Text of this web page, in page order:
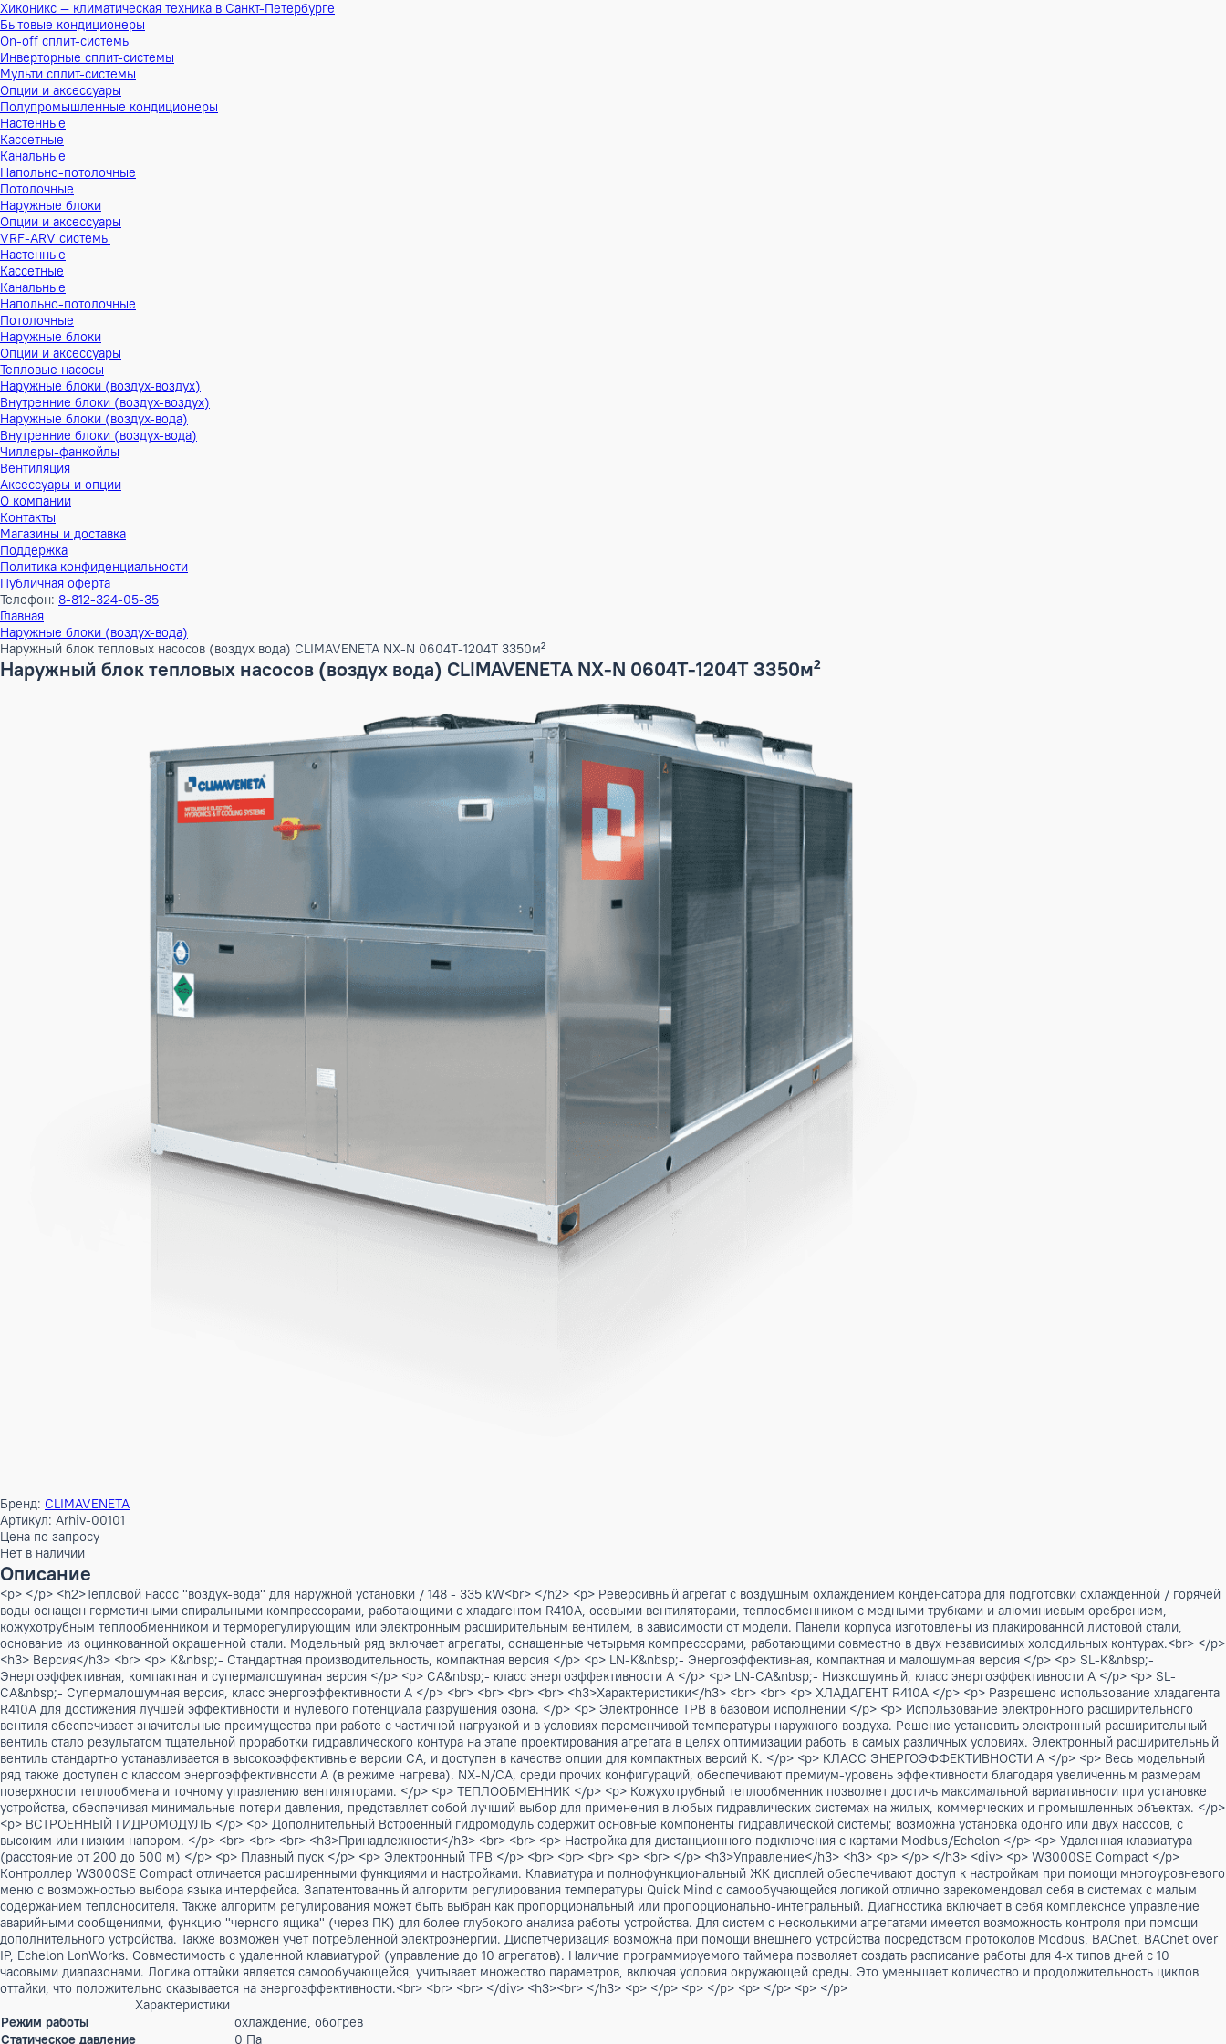
Хиконикс — климатическая техника в Санкт-Петербурге
Бытовые кондиционеры
On-off сплит-системы
Инверторные сплит-системы
Мульти сплит-системы
Опции и аксессуары
Полупромышленные кондиционеры
Настенные
Кассетные
Канальные
Напольно-потолочные
Потолочные
Наружные блоки
Опции и аксессуары
VRF-ARV системы
Настенные
Кассетные
Канальные
Напольно-потолочные
Потолочные
Наружные блоки
Опции и аксессуары
Тепловые насосы
Наружные блоки (воздух-воздух)
Внутренние блоки (воздух-воздух)
Наружные блоки (воздух-вода)
Внутренние блоки (воздух-вода)
Чиллеры-фанкойлы
Вентиляция
Аксессуары и опции
О компании
Контакты
Магазины и доставка
Поддержка
Политика конфиденциальности
Публичная оферта
Телефон:8-812-324-05-35
Главная
Наружный блок тепловых насосов (воздух вода) CLIMAVENETA NX-N 0604T-1204T 3350м²
Наружный блок тепловых насосов (воздух вода) CLIMAVENETA NX-N 0604T-1204T 3350м²
Бренд:CLIMAVENETA
Артикул: Arhiv-00101
Цена по запросу
Нет в наличии
Описание
<p> </p> <h2>Тепловой насос "воздух-вода" для наружной установки / 148 - 335 kW<br> </h2> <p> Реверсивный агрегат с воздушным охлаждением конденсатора для подготовки
воды оснащен герметичными спиральными компрессорами, работающими с хладагентом R410A, осевыми вентиляторами, теплообменником с медными трубками и алюминиевым
кожухотрубным теплообменником и терморегулирующим или электронным расширительным вентилем, в зависимости от модели. Панели корпуса изготовлены из плакированной
основание из оцинкованной окрашенной стали. Модельный ряд включает агрегаты, оснащенные четырьмя компрессорами, работающими совместно в двух независимых
<h3> Версия</h3> <br> <p> K&nbsp;- Стандартная производительность, компактная версия </p> <p> LN-K&nbsp;- Энергоэффективная, компактная и малошумная версия </p> <p>
Энергоэффективная, компактная и супермалошумная версия </p> <p> CA&nbsp;- класс энергоэффективности А </p> <p> LN-CA&nbsp;- Низкошумный, класс энергоэффективности А
CA&nbsp;- Супермалошумная версия, класс энергоэффективности А </p> <br> <br> <br> <br> <h3>Характеристики</h3> <br> <br> <p> ХЛАДАГЕНТ R410A </p> <p> Разрешено
R410A для достижения лучшей эффективности и нулевого потенциала разрушения озона. </p> <p> Электронное ТРВ в базовом исполнении </p> <p> Использование электронного
вентиля обеспечивает значительные преимущества при работе с частичной нагрузкой и в условиях переменчивой температуры наружного воздуха. Решение установить
вентиль стало результатом тщательной проработки гидравлического контура на этапе проектирования агрегата в целях оптимизации работы в самых различных условиях.
вентиль стандартно устанавливается в высокоэффективные версии CA, и доступен в качестве опции для компактных версий K. </p> <p> КЛАСС ЭНЕРГОЭФФЕКТИВНОСТИ А </p>
ряд также доступен с классом энергоэффективности А (в режиме нагрева). NX-N/CA, среди прочих конфигураций, обеспечивают премиум-уровень эффективности благодаря
поверхности теплообмена и точному управлению вентиляторами. </p> <p> ТЕПЛООБМЕННИК </p> <p> Кожухотрубный теплообменник позволяет достичь максимальной
устройства, обеспечивая минимальные потери давления, представляет собой лучший выбор для применения в любых гидравлических системах на жилых, коммерческих и
<p> ВСТРОЕННЫЙ ГИДРОМОДУЛЬ </p> <p> Дополнительный Встроенный гидромодуль содержит основные компоненты гидравлической системы; возможна установка одонго или